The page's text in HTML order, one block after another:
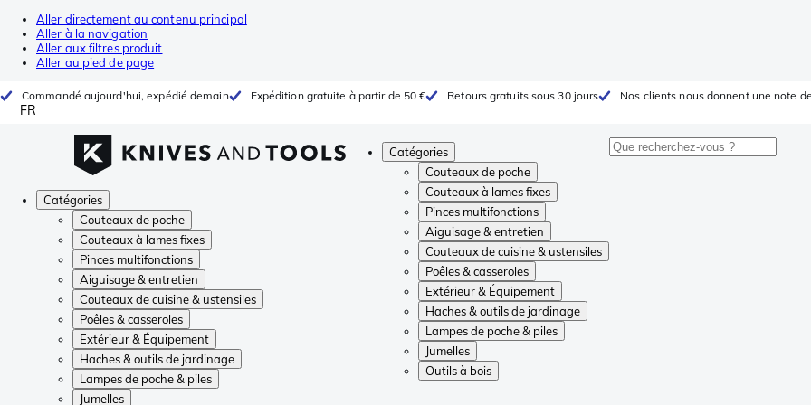
Aller directement au contenu principal
Aller à la navigation
Aller aux filtres produit
Aller au pied de page
Commandé aujourd'hui, expédié demain Expédition gratuite à partir de 50 € Retours gratuits sous 30 jours Nos clients nous donnent une note
FR
Catégories
Couteaux de poche
Couteaux à lames fixes
Pinces multifonctions
Aiguisage & entretien
Couteaux de cuisine & ustensiles
Poêles & casseroles
Extérieur & Équipement
Haches & outils de jardinage
Lampes de poche & piles
Jumelles
Outils à bois
Catégories
Couteaux de poche
Couteaux à lames fixes
Pinces multifonctions
Aiguisage & entretien
Couteaux de cuisine & ustensiles
Poêles & casseroles
Extérieur & Équipement
Haches & outils de jardinage
Lampes de poche & piles
Jumelles